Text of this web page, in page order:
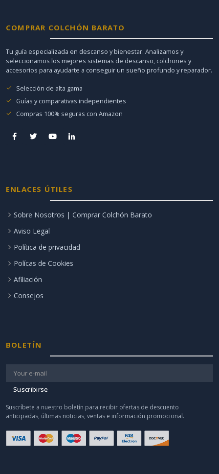
COMPRAR COLCHÓN BARATO
Tu guía especializada en descanso y bienestar. Analizamos y
seleccionamos los mejores sistemas de descanso, colchones y
accesorios para ayudarte a conseguir un sueño profundo y reparador.
Selección de alta gama
Guías y comparativas independientes
Compras 100% seguras con Amazon
ENLACES ÚTILES
Sobre Nosotros | Comprar Colchón Barato
Aviso Legal
Política de privacidad
Polícas de Cookies
Afiliación
Consejos
BOLETÍN
Suscribirse
Suscríbete a nuestro boletín para recibir ofertas de descuento
anticipadas, últimas noticias, ventas e información promocional.